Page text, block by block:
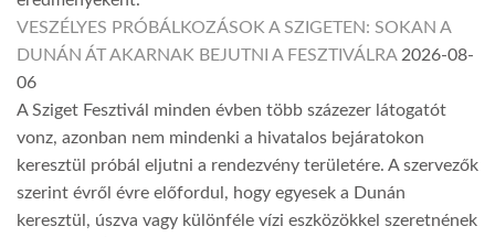
VESZÉLYES PRÓBÁLKOZÁSOK A SZIGETEN: SOKAN A
DUNÁN ÁT AKARNAK BEJUTNI A FESZTIVÁLRA 2026-08-
06
A Sziget Fesztivál minden évben több százezer látogatót
vonz, azonban nem mindenki a hivatalos bejáratokon
keresztül próbál eljutni a rendezvény területére. A szervezők
szerint évről évre előfordul, hogy egyesek a Dunán
keresztül, úszva vagy különféle vízi eszközökkel szeretnének